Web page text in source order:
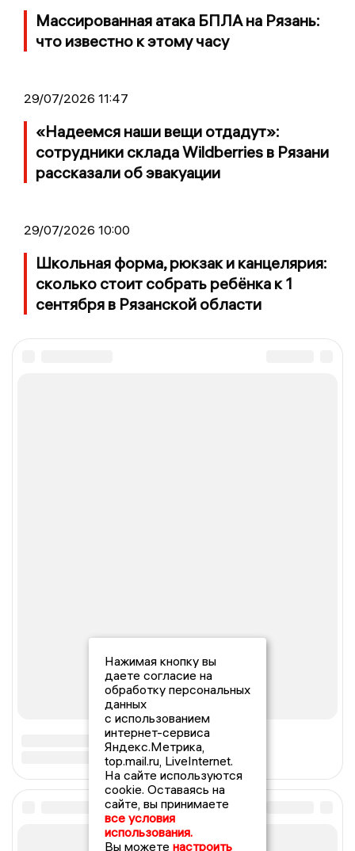
Массированная атака БПЛА на Рязань:
что известно к этому часу
29/07/2026 11:47
«Надеемся наши вещи отдадут»:
сотрудники склада Wildberries в Рязани
рассказали об эвакуации
29/07/2026 10:00
Школьная форма, рюкзак и канцелярия:
сколько стоит собрать ребёнка к 1
сентября в Рязанской области
Нажимая кнопку вы
даете согласие на
обработку персональных
данных
с использованием
интернет-сервиса
Яндекс.Метрика,
top.mail.ru, LiveInternet.
На сайте используются
cookie. Оставаясь на
сайте, вы принимаете
все условия
использования.
Вы можете настроить